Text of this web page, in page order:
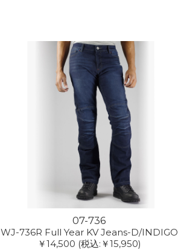
07-736
WJ-736R Full Year KV Jeans-D/INDIGO
￥14,500 (税込:￥15,950)